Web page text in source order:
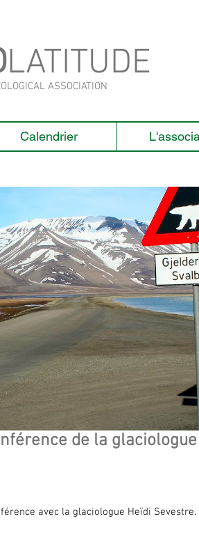
LATITUDE
ASSOCIATION
Calendrier
de la
avec la glaciologue Heïdi